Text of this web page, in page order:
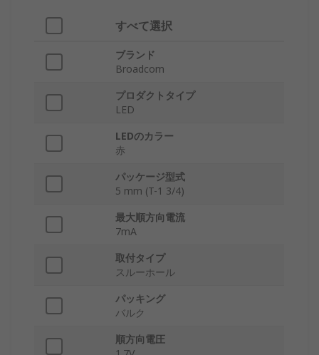
すべて選択
ブランド
Broadcom
プロダクトタイプ
LED
LEDのカラー
赤
パッケージ型式
5 mm (T-1 3/4)
最大順方向電流
7mA
取付タイプ
スルーホール
パッキング
バルク
順方向電圧